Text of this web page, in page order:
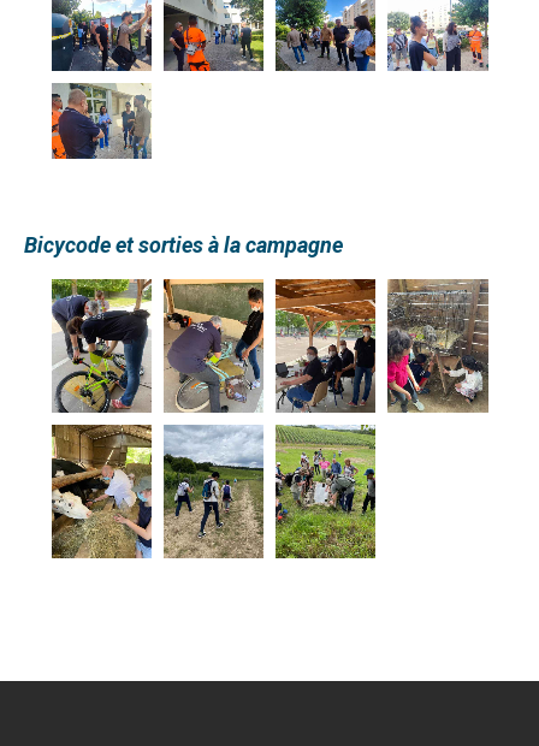
Bicycode et sorties à la campagne